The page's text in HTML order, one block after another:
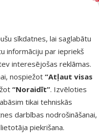
sīkdatnes, lai saglabātu
informāciju par iepriekš
interesējošas reklāmas.
nospiežot “Atļaut visas
“Noraidīt”. Izvēloties
tikai tehniskās
darbības nodrošināšanai,
piekrišana.
Dekors
akvārijiem
terārijiem -
Rock
with tree
Atsauksmes